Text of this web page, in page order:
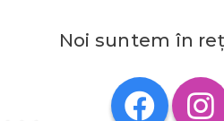
Pompidou Centre is 37 km
l'Est is 39 km away. The
de Gaulle Airport, 24 km from
Disneyland et Paris.
Noi suntem în